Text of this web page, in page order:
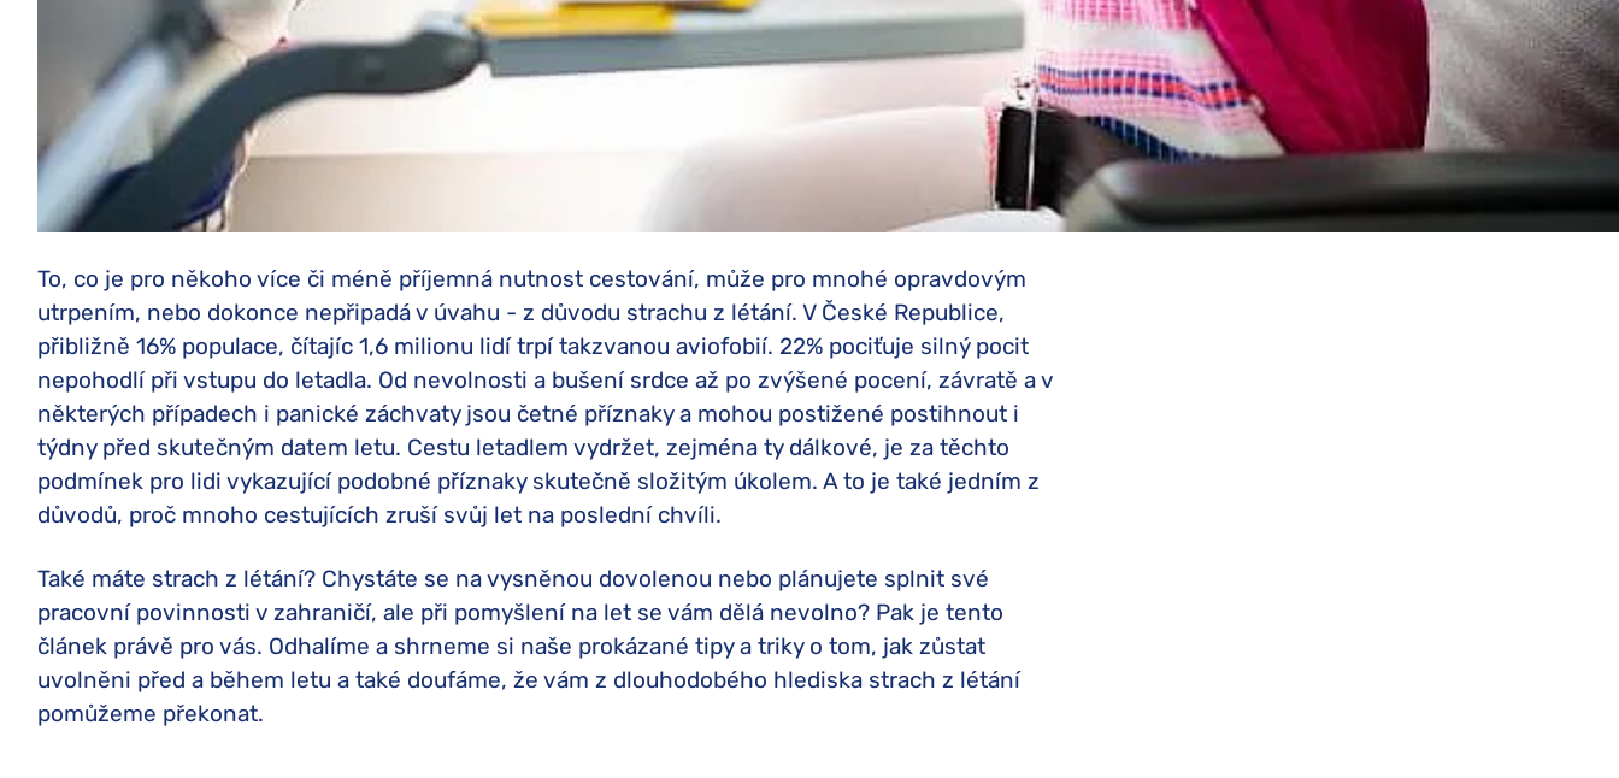
To, co je pro někoho více či méně příjemná nutnost cestování, může pro mnohé opravdovým
utrpením, nebo dokonce nepřipadá v úvahu - z důvodu strachu z létání. V České Republice,
přibližně 16% populace, čítajíc 1,6 milionu lidí trpí takzvanou aviofobií. 22% pociťuje silný pocit
nepohodlí při vstupu do letadla. Od nevolnosti a bušení srdce až po zvýšené pocení, závratě a v
některých případech i panické záchvaty jsou četné příznaky a mohou postižené postihnout i
týdny před skutečným datem letu. Cestu letadlem vydržet, zejména ty dálkové, je za těchto
podmínek pro lidi vykazující podobné příznaky skutečně složitým úkolem. A to je také jedním z
důvodů, proč mnoho cestujících zruší svůj let na poslední chvíli.
Také máte strach z létání? Chystáte se na vysněnou dovolenou nebo plánujete splnit své
pracovní povinnosti v zahraničí, ale při pomyšlení na let se vám dělá nevolno? Pak je tento
článek právě pro vás. Odhalíme a shrneme si naše prokázané tipy a triky o tom, jak zůstat
uvolněni před a během letu a také doufáme, že vám z dlouhodobého hlediska strach z létání
pomůžeme překonat.